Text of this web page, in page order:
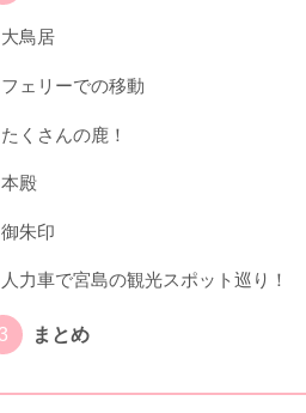
大鳥居
フェリーでの移動
たくさんの鹿！
本殿
御朱印
人力車で宮島の観光スポット巡り！
まとめ